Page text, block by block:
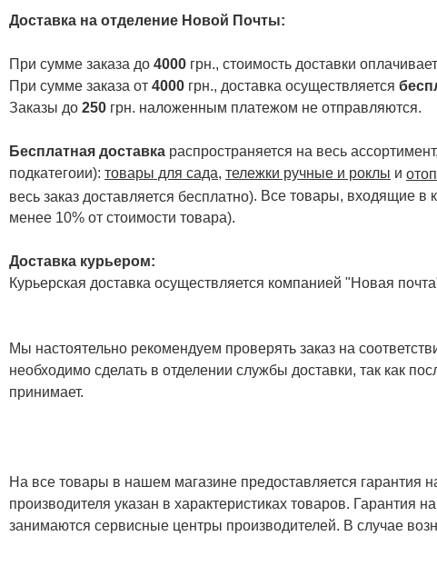
Доставка на отделение Новой Почты:
При сумме заказа до 4000 грн., стоимость доставки
При сумме заказа от 4000 грн., доставка осуществляется
Заказы до 250 грн. наложенным платежом не отправляются.
Бесплатная доставка распространяется на весь
подкатегоии): товары для сада, тележки ручные и роклы и
весь заказ доставляется бесплатно). Все товары, входящие в
менее 10% от стоимости товара).
Доставка курьером:
Курьерская доставка осуществляется компанией "Новая
Мы настоятельно рекомендуем проверять заказ на
необходимо сделать в отделении службы доставки, так как
принимает.
На все товары в нашем магазине предоставляется гарантия
производителя указан в характеристиках товаров.
занимаются сервисные центры производителей. В случае